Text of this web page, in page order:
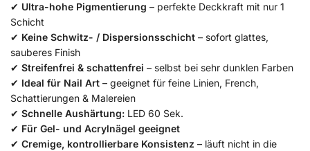
✔ Ultra-hohe Pigmentierung – perfekte Deckkraft mit nur 1
Schicht
✔ Keine Schwitz- / Dispersionsschicht – sofort glattes,
sauberes Finish
✔ Streifenfrei & schattenfrei – selbst bei sehr dunklen Farben
✔ Ideal für Nail Art – geeignet für feine Linien, French,
Schattierungen & Malereien
✔ Schnelle Aushärtung: LED 60 Sek.
✔ Für Gel- und Acrylnägel geeignet
✔ Cremige, kontrollierbare Konsistenz – läuft nicht in die